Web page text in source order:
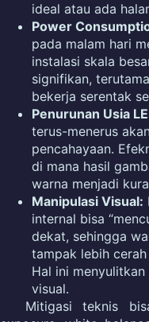
ideal atau ada
Power
pada malam hari
instalasi skala
signifikan,
bekerja serentak
Penurunan Usia
terus-menerus
pencahayaan.
di mana hasil
warna menjadi
Manipulasi Visual:
internal bisa
dekat, sehingga
tampak lebih
Hal ini
visual.
Mitigasi teknis